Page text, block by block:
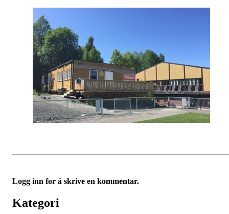
Logg inn for å skrive en kommentar.
Kategori